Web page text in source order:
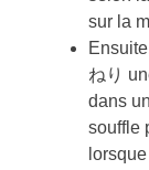
sur la
ねり
dans
souffle